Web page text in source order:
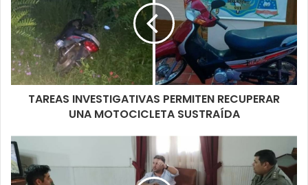
o Massa, y al ser consultado si el voto en blanco es una opción
que está analizando dijo que no, ya tiene su decisión tomada
pero no la va decir, sin embargo manifestó que es importante
votar y ejercer ese derecho que tenemos de poder elegir a
nuestros representantes.
TAREAS INVESTIGATIVAS PERMITEN RECUPERAR
UNA MOTOCICLETA SUSTRAÍDA